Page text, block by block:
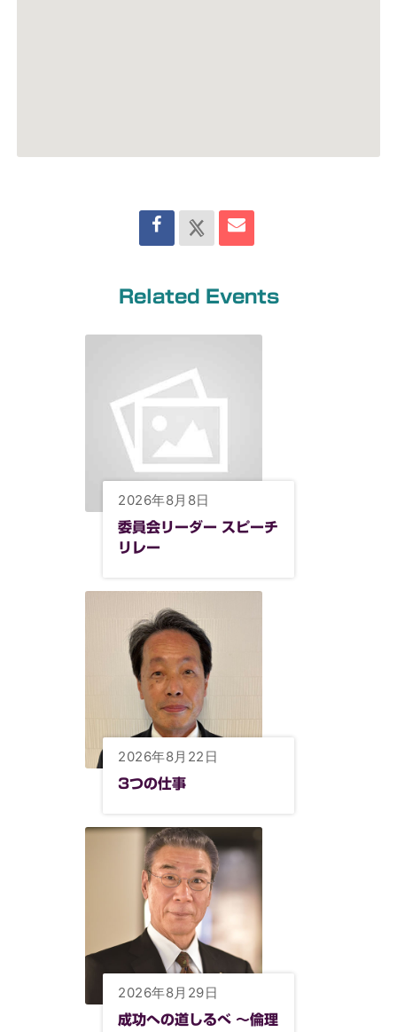
Related Events
2026年8月8日
委員会リーダー スピーチ
リレー
2026年8月22日
3つの仕事
2026年8月29日
成功への道しるべ ～倫理